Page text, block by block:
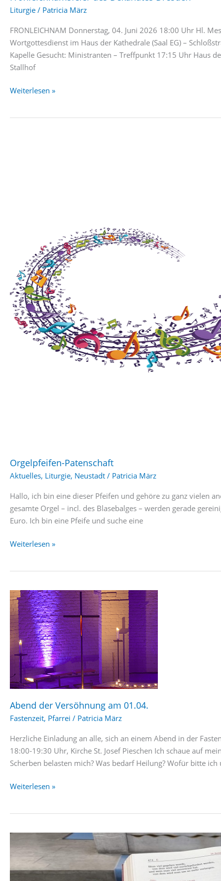
Liturgie / Patricia März
FRONLEICHNAM Donnerstag, 04. Juni 2026 18:00 Uhr Hl.
Wortgottesdienst im Haus der Kathedrale (Saal EG) –
Kapelle Gesucht: Ministranten – Treffpunkt 17:15 Uhr Haus
Stallhof
Fronleichnamsfeier
Weiterlesen »
Orgelpfeifen-Patenschaft
Aktuelles, Liturgie, Neustadt / Patricia März
Hallo, ich bin eine dieser Pfeifen und gehöre zu ganz vielen
gesamte Orgel – incl. des Blasebalges – werden gerade
Euro. Ich bin eine Pfeife und suche eine
Orgelpfeifen-
Weiterlesen »
Abend der Versöhnung am 01.04.
Fastenzeit, Pfarrei / Patricia März
Herzliche Einladung an alle, sich an einem Abend in der
18:00-19:30 Uhr, Kirche St. Josef Pieschen Ich schaue auf
Scherben belasten mich? Was bedarf Heilung? Wofür bitte
Abend
01.04.
Weiterlesen »